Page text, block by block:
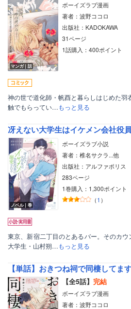
マンガ｜話
ボーイズラブ漫画
著者：波野ココロ
出版社：KADOKAWA
31ページ
1話購入：400ポイント
神の世で道化師・帆酉と暮らしはじめた
触でもらってい…もっと見る
冴えない大学生はイケメン会社役
ノベル｜巻
ボーイズラブ小説
著者：椎名サクラ...他
出版社：アルファポリス
283ページ
1巻購入：1,300ポイント
（1 ）
東京、新宿二丁目のとあるバー。そのカ
大学生・山村朔…もっと見る
【単話】おきつね祠で同棲してま
【全5話】 完結
ボーイズラブ漫画
著者：波野ココロ